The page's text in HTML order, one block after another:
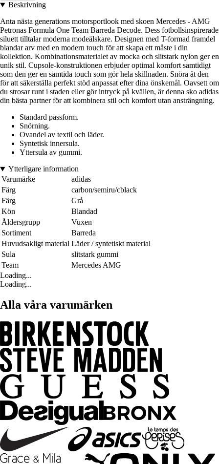
Beskrivning
Anta nästa generations motorsportlook med skoen Mercedes - AMG
Petronas Formula One Team Barreda Decode. Dess fotbollsinspirerade
siluett tilltalar moderna modeälskare. Designen med T-formad framdel
blandar arv med en modern touch för att skapa ett måste i din
kollektion. Kombinationsmaterialet av mocka och slitstark nylon ger en
unik stil. Cupsole-konstruktionen erbjuder optimal komfort samtidigt
som den ger en samtida touch som gör hela skillnaden. Snöra åt den
för att säkerställa perfekt stöd anpassat efter dina önskemål. Oavsett om
du strosar runt i staden eller gör intryck på kvällen, är denna sko adidas
din bästa partner för att kombinera stil och komfort utan ansträngning.
Standard passform.
Snörning.
Ovandel av textil och läder.
Syntetisk innersula.
Yttersula av gummi.
Ytterligare information
Varumärke
adidas
Färg
carbon/semiru/cblack
Färg
Grå
Kön
Blandad
Åldersgrupp
Vuxen
Sortiment
Barreda
Huvudsakligt material Läder / syntetiskt material
Sula
slitstark gummi
Team
Mercedes AMG
Loading...
Loading...
Alla våra varumärken